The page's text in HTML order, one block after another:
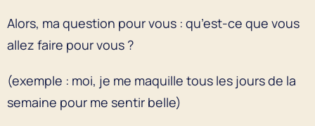
Alors, ma question pour vous : qu’est-ce que vous
allez faire pour vous ?
(exemple : moi, je me maquille tous les jours de la
semaine pour me sentir belle)